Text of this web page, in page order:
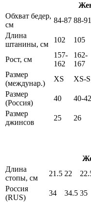
Обхват бедер,
см
84-87 88-91
Длина
штанины, см
102 105
Рост, см
157-
162
162-
167
Размер
(междунар.)
XS XS-S
Размер
(Россия)
40 40-42
Размер
джинсов
25 26
Длина
стопы, см
21.5 22
Россия
(RUS)
34 34.5 35